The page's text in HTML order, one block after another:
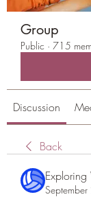
Group
Public · 715
Discussion
Back